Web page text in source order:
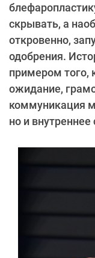
скрывать, а
откровенно,
одобрения.
примером того,
ожидание,
коммуникация
но и